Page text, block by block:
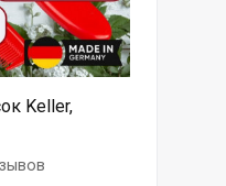
Keller,